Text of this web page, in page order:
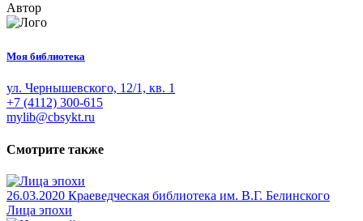
Автор
Моя библиотека
ул. Чернышевского, 12/1, кв. 1
+7 (4112) 300-615
mylib@cbsykt.ru
Смотрите также
26.03.2020 Краеведческая библиотека им. В.Г. Белинского
Лица эпохи